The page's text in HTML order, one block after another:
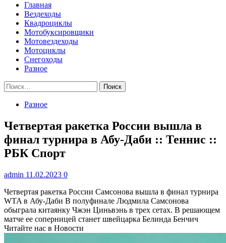
Главная
Вездеходы
Квадроциклы
Мотобуксировщики
Мотовездеходы
Мотоциклы
Снегоходы
Разное
Найти:
Разное
Четвертая ракетка России вышла в
финал турнира в Абу-Даби :: Теннис ::
РБК Спорт
admin 11.02.2023 0
Четвертая ракетка России Самсонова вышла в финал турнира
WTA в Абу-Даби В полуфинале Людмила Самсонова
обыграла китаянку Чжэн Циньвэнь в трех сетах. В решающем
матче ее соперницей станет швейцарка Белинда Бенчич
Читайте нас в Новости